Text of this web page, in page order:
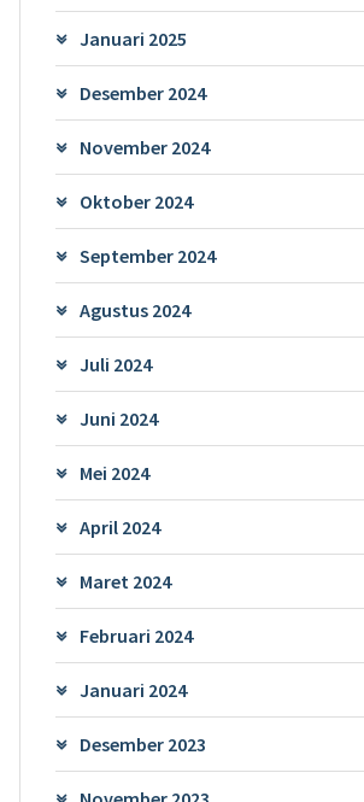
Januari 2025
Desember 2024
November 2024
Oktober 2024
September 2024
Agustus 2024
Juli 2024
Juni 2024
Mei 2024
April 2024
Maret 2024
Februari 2024
Januari 2024
Desember 2023